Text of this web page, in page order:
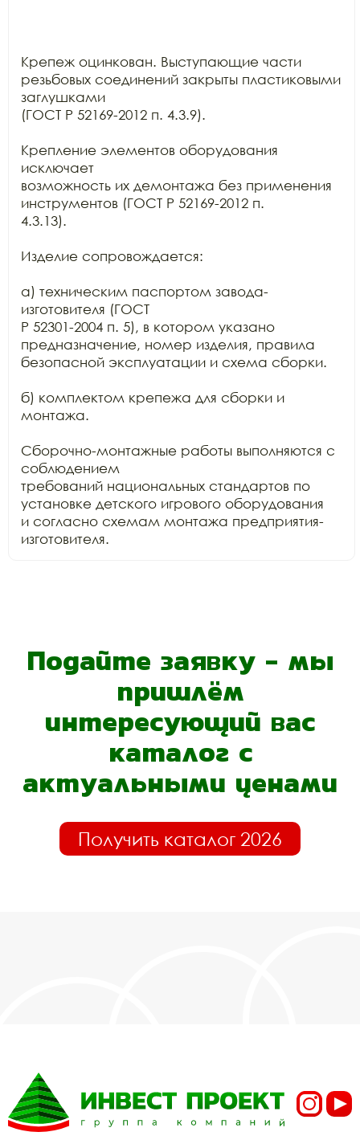
Крепеж оцинкован. Выступающие части
резьбовых соединений закрыты пластиковыми
заглушками
(ГОСТ Р 52169-2012 п. 4.3.9).
Крепление элементов оборудования
исключает
возможность их демонтажа без применения
инструментов (ГОСТ Р 52169-2012 п.
4.3.13).
Изделие сопровождается:
а) техническим паспортом завода-
изготовителя (ГОСТ
Р 52301-2004 п. 5), в котором указано
предназначение, номер изделия, правила
безопасной эксплуатации и схема сборки.
б) комплектом крепежа для сборки и
монтажа.
Сборочно-монтажные работы выполняются с
соблюдением
требований национальных стандартов по
установке детского игрового оборудования
и согласно схемам монтажа предприятия-
изготовителя.
Подайте заявку - мы
пришлём
интересующий вас
каталог с
актуальными ценами
Получить каталог 2026